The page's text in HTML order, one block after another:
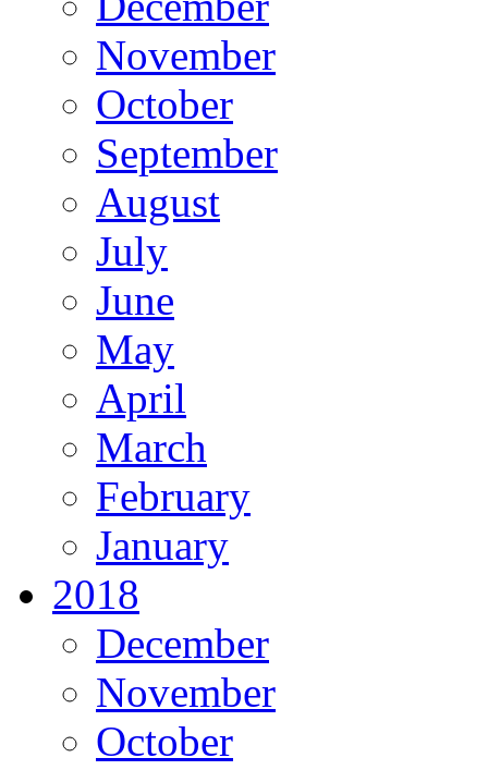
November
October
September
August
July
June
May
April
March
February
January
2018
December
November
October